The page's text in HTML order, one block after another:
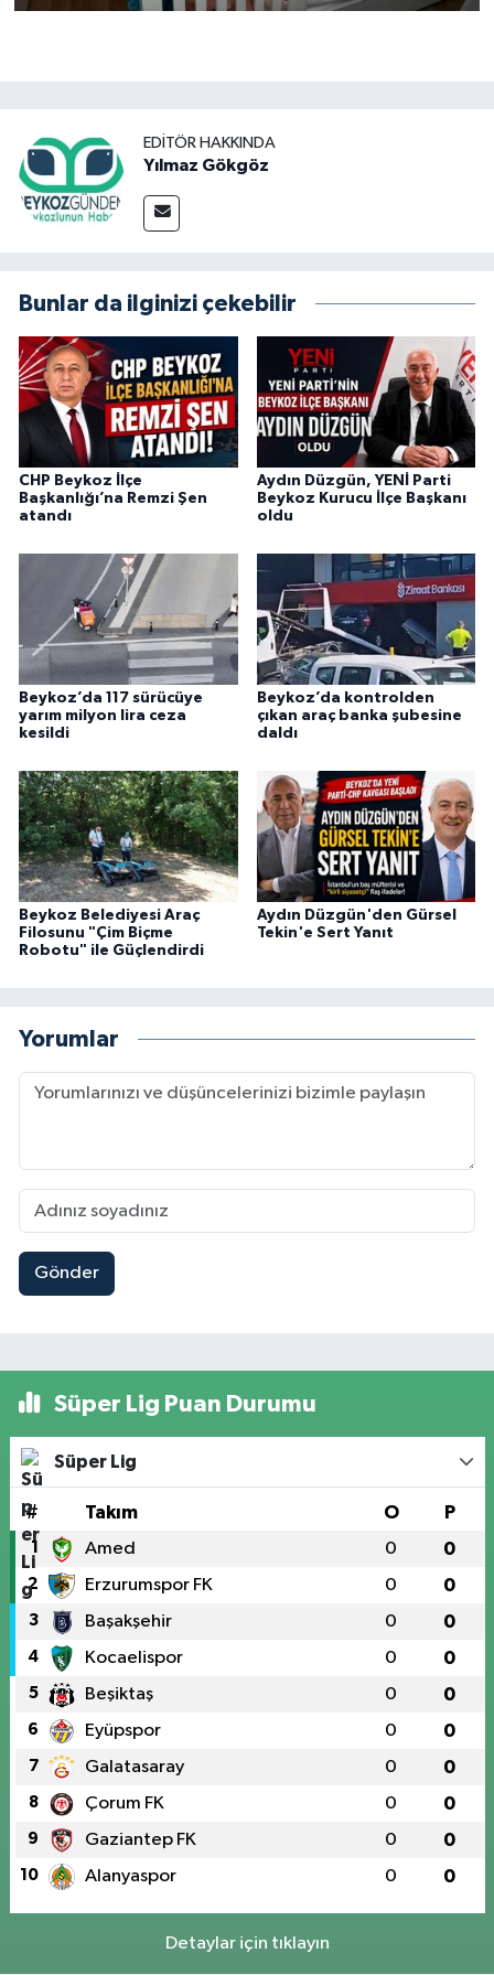
EDITÖR HAKKINDA
Yılmaz Gökgöz
Bunlar da ilginizi çekebilir
CHP Beykoz İlçe
Başkanlığı’na Remzi Şen
atandı
Aydın Düzgün, YENİ Parti
Beykoz Kurucu İlçe Başkanı
oldu
Beykoz’da 117 sürücüye
yarım milyon lira ceza
kesildi
Beykoz’da kontrolden
çıkan araç banka şubesine
daldı
Beykoz Belediyesi Araç
Filosunu "Çim Biçme
Robotu" ile Güçlendirdi
Aydın Düzgün'den Gürsel
Tekin'e Sert Yanıt
Yorumlar
Gönder
Süper Lig Puan Durumu
Süper Lig
# Takım O P
1 Amed 0 0
2 Erzurumspor FK 0 0
3 Başakşehir 0 0
4 Kocaelispor 0 0
5 Beşiktaş 0 0
6 Eyüpspor 0 0
7 Galatasaray 0 0
8 Çorum FK 0 0
9 Gaziantep FK 0 0
10 Alanyaspor 0 0
Detaylar için tıklayın